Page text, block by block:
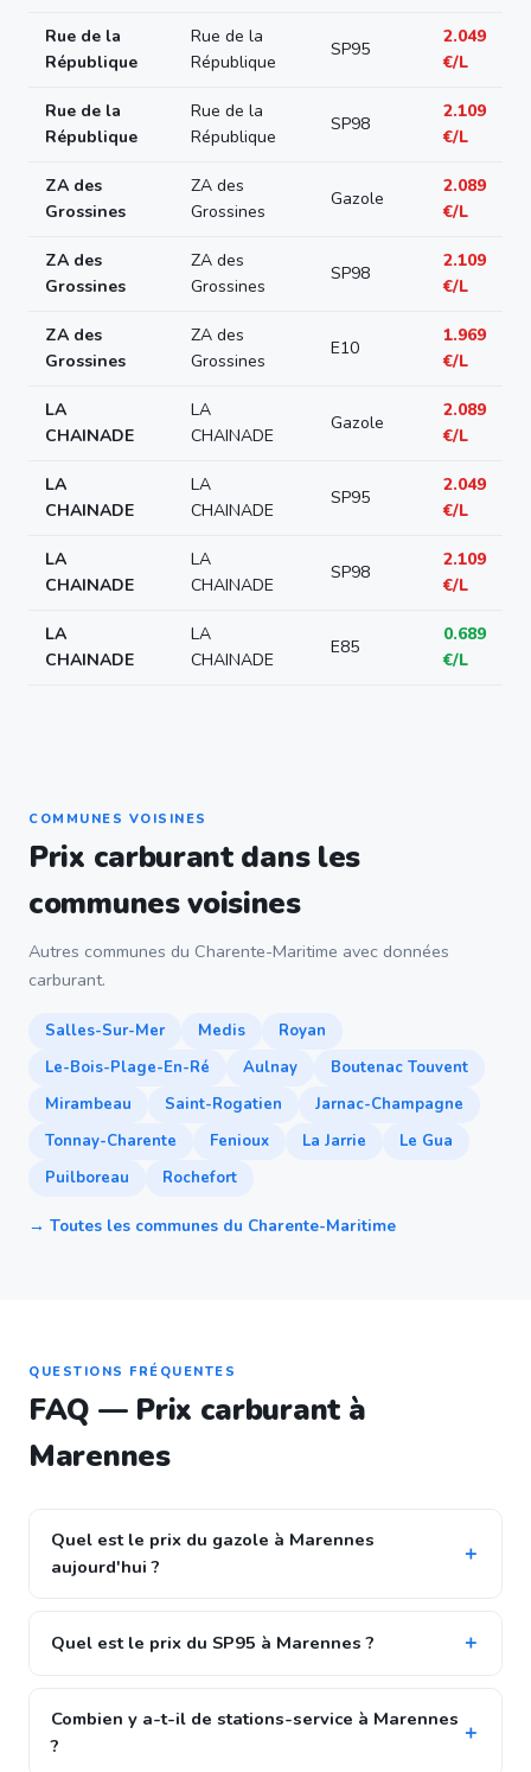
Rue de la
République
Rue de la
République
SP95
2.049
€/L
Rue de la
République
Rue de la
République
SP98
2.109
€/L
ZA des
Grossines
ZA des
Grossines
Gazole
2.089
€/L
ZA des
Grossines
ZA des
Grossines
SP98
2.109
€/L
ZA des
Grossines
ZA des
Grossines
E10
1.969
€/L
LA
CHAINADE
LA
CHAINADE
Gazole
2.089
€/L
LA
CHAINADE
LA
CHAINADE
SP95
2.049
€/L
LA
CHAINADE
LA
CHAINADE
SP98
2.109
€/L
LA
CHAINADE
LA
CHAINADE
E85
0.689
€/L
COMMUNES VOISINES
Prix carburant dans les
communes voisines
Autres communes du Charente-Maritime avec données
carburant.
Salles-Sur-Mer Medis
Royan
Le-Bois-Plage-En-Ré
Aulnay
Boutenac Touvent
Mirambeau
Saint-Rogatien
Jarnac-Champagne
Tonnay-Charente
Fenioux La Jarrie
Le Gua
Puilboreau
Rochefort
→ Toutes les communes du Charente-Maritime
QUESTIONS FRÉQUENTES
FAQ — Prix carburant à
Marennes
Quel est le prix du gazole à Marennes
aujourd'hui ?
Quel est le prix du SP95 à Marennes ?
Combien y a-t-il de stations-service à Marennes
?